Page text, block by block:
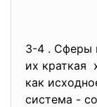
3-4 . Сферы
их краткая
как
система -